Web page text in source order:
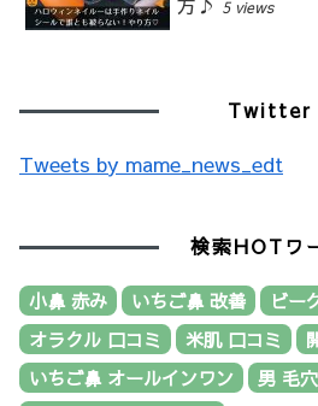
5 views
Twitter
Tweets by mame_news_edt
検索HOTワ
小鼻 赤み いちご鼻 改善
ビー
オラクル 口コミ
米肌 口コミ
いちご鼻 オールインワン
男 毛